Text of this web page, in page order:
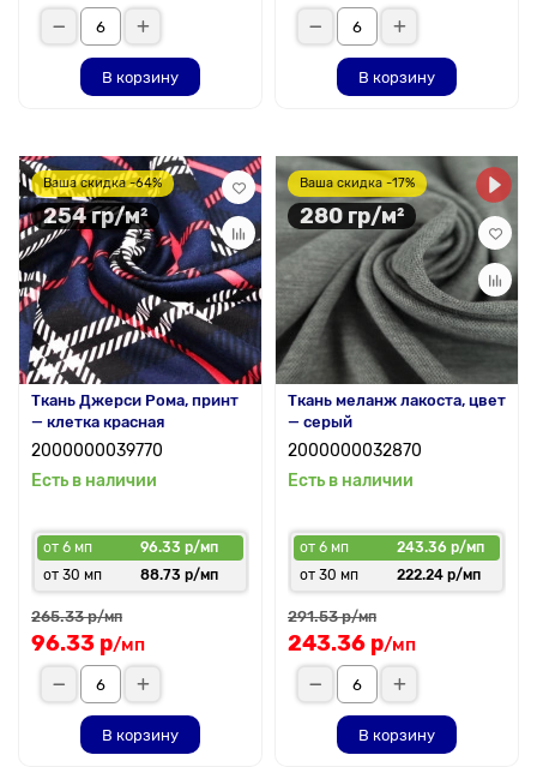
В корзину В корзину
Ваша скидка -64%
254 гр/м²
Ткань Джерси Рома, принт
— клетка красная
2000000039770
Есть в наличии
от 6 мп
96.33 р/мп
от 30 мп
88.73 р/мп
265.33 р/мп
96.33 р/мп
В корзину
Ваша скидка -17%
280 гр/м²
Ткань меланж лакоста, цвет
— серый
2000000032870
Есть в наличии
от 6 мп
243.36 р/мп
от 30 мп
222.24 р/мп
291.53 р/мп
243.36 р/мп
В корзину